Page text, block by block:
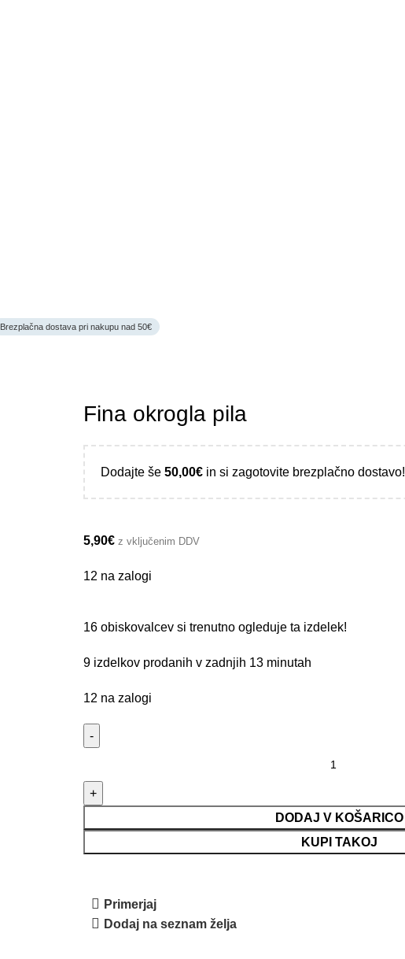
Brezplačna dostava pri nakupu nad 50€
Fina okrogla pila
Dodajte še 50,00€ in si zagotovite brezplačno dostavo!
5,90€ z vključenim DDV
12 na zalogi
16 obiskovalcev si trenutno ogleduje ta izdelek!
9 izdelkov prodanih v zadnjih 13 minutah
12 na zalogi
DODAJ V KOŠARICO
KUPI TAKOJ
Primerjaj
Dodaj na seznam želja